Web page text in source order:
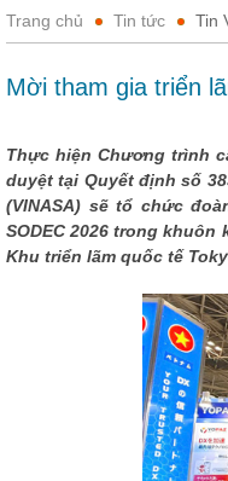
Trang chủ Tin tức Tin
Mời tham gia triển
Thực hiện Chương trình
duyệt tại Quyết định số
(VINASA) sẽ tổ chức
SODEC 2026 trong
Khu triển lãm quốc tế